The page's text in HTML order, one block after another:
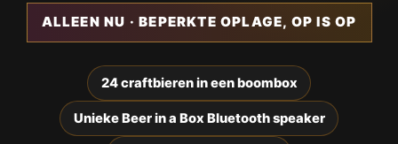
ALLEEN NU · BEPERKTE OPLAGE, OP IS OP
24 craftbieren in een boombox
Unieke Beer in a Box Bluetooth speaker